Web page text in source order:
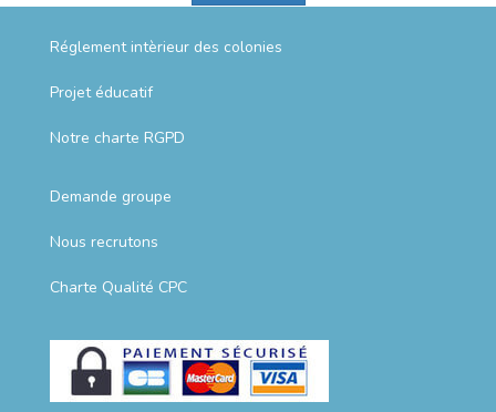
Réglement intèrieur des colonies
Projet éducatif
Notre charte RGPD
Demande groupe
Nous recrutons
Charte Qualité CPC